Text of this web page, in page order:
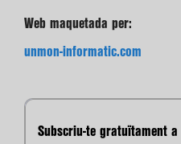
Web maquetada per:
unmon-informatic.com
Subscriu-te gratuïtament a